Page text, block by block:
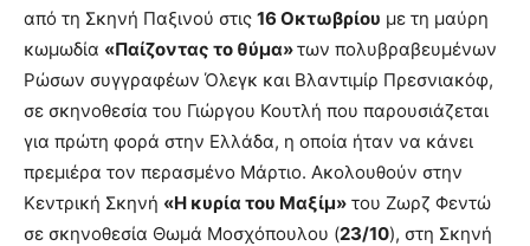
από τη Σκηνή Παξινού στις 16 Οκτωβρίου με τη μαύρη
κωμωδία «Παίζοντας το θύμα»των πολυβραβευμένων
Ρώσων συγγραφέων Όλεγκ και Βλαντιμίρ Πρεσνιακόφ,
σε σκηνοθεσία του Γιώργου Κουτλή που παρουσιάζεται
για πρώτη φορά στην Ελλάδα, η οποία ήταν να κάνει
πρεμιέρα τον περασμένο Μάρτιο. Ακολουθούν στην
Κεντρική Σκηνή «Η κυρία του Μαξίμ» του Ζωρζ Φεντώ
σε σκηνοθεσία Θωμά Μοσχόπουλου (23/10), στη Σκηνή